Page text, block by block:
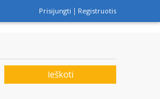
Prisijungti Registruotis
Ieškoti